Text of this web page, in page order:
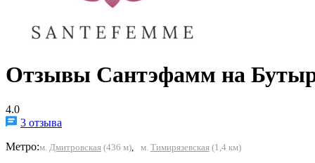
Отзывы Сантэфамм на
4.0
3 отзыва
Метро:м. Дмитровская (436 м) м. Тимирязевская(1,4 км)